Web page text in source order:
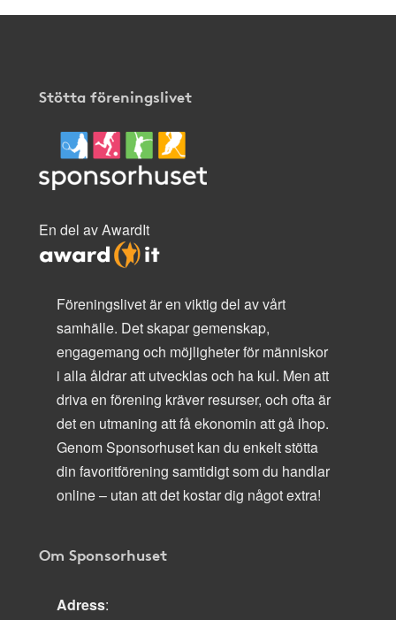
Stötta föreningslivet
En del av AwardIt
Föreningslivet är en viktig del av vårt
samhälle. Det skapar gemenskap,
engagemang och möjligheter för människor
i alla åldrar att utvecklas och ha kul. Men att
driva en förening kräver resurser, och ofta är
det en utmaning att få ekonomin att gå ihop.
Genom Sponsorhuset kan du enkelt stötta
din favoritförening samtidigt som du handlar
online – utan att det kostar dig något extra!
Om Sponsorhuset
Adress: